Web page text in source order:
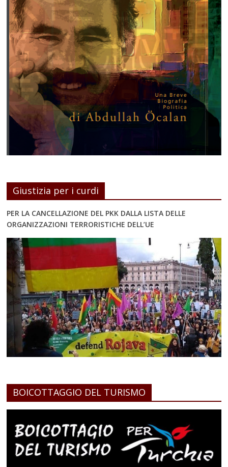
Giustizia per i curdi
PER LA CANCELLAZIONE DEL PKK DALLA LISTA DELLE
ORGANIZZAZIONI TERRORISTICHE DELL’UE
BOICOTTAGGIO DEL TURISMO